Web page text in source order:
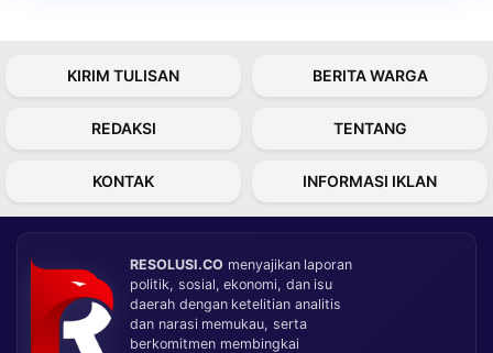
KIRIM TULISAN BERITA WARGA
REDAKSI TENTANG
KONTAK INFORMASI IKLAN
RESOLUSI.CO menyajikan laporan
politik, sosial, ekonomi, dan isu
daerah dengan ketelitian analitis
dan narasi memukau, serta
berkomitmen membingkai